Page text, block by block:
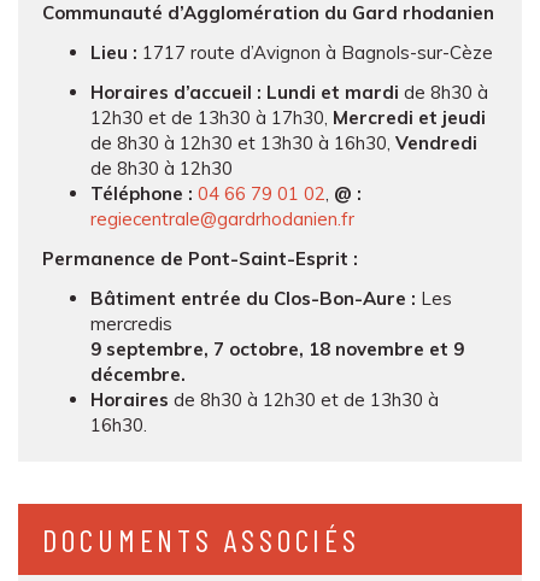
Communauté d’Agglomération du Gard rhodanien
Lieu : 1717 route d’Avignon à Bagnols-sur-Cèze
Horaires d’accueil : Lundi et mardi de 8h30 à
12h30 et de 13h30 à 17h30, Mercredi et jeudi
de 8h30 à 12h30 et 13h30 à 16h30, Vendredi
de 8h30 à 12h30
Téléphone : 04 66 79 01 02, @ :
regiecentrale@gardrhodanien.fr
Permanence de Pont-Saint-Esprit :
Bâtiment entrée du Clos-Bon-Aure : Les
mercredis
9 septembre, 7 octobre, 18 novembre et 9
décembre.
Horaires de 8h30 à 12h30 et de 13h30 à
16h30.
DOCUMENTS ASSOCIÉS